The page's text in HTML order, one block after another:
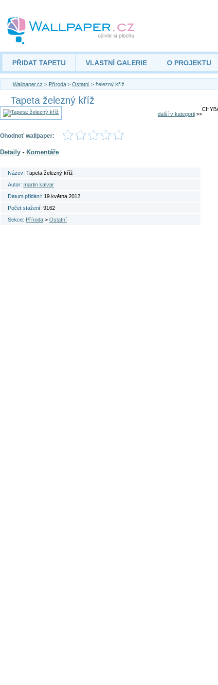
PŘIDAT TAPETU VLASTNÍ GALERIE O PROJEKTU
Wallpaper.cz > Příroda > Ostatní > železný kříž
Tapeta železný kříž
další v kategorii >>
Ohodnoť wallpaper:
Detaily - Komentáře
Název: Tapeta železný kříž
Autor: martin kalvar
Datum přidání: 19.května 2012
Počet stažení: 9162
Sekce: Příroda > Ostatní